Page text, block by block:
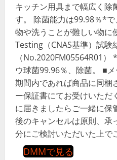
キッチン用具まで幅広く除
す。 除菌能力は99.98％*
物や洗うことが難しい物
Testing（CNAS基準）試験
（No.2020FM05564R01
ウ球菌99.96％、除菌。 ■
期間内であれば商品に同梱
ー保証書にてお受けいただ
に届きましたらご一緒に保
後のキャンセルは原則、承
分にご検討いただいた上で
DMMで見る